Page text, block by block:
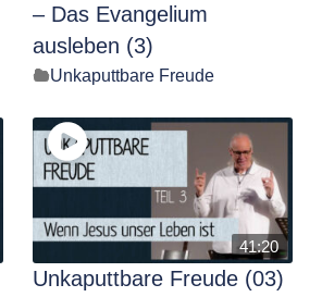
– Das Evangelium
ausleben (3)
Unkaputtbare Freude
41:20
Unkaputtbare Freude (03)